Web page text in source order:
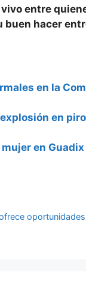
entre
hacer
en la
en
en Guadix